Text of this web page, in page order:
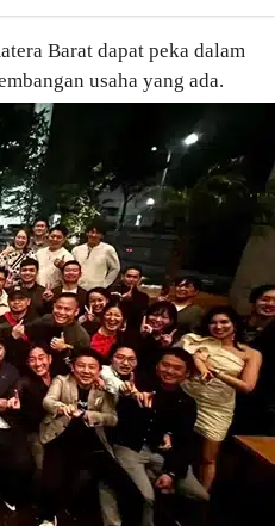
Barat dapat peka dalam
usaha yang ada.